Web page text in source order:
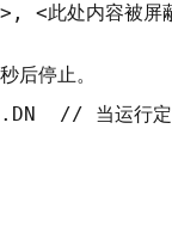
<此处内容被
后停止。
// 当运行